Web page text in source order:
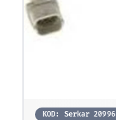
KOD: Serkar 20996